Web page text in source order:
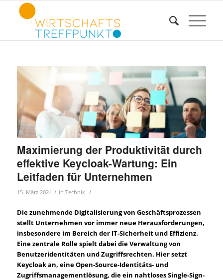
Maximierung der Produktivität durch
effektive Keycloak-Wartung: Ein
Leitfaden für Unternehmen
15. März 2024 / in Technik /
Die zunehmende Digitalisierung von Geschäftsprozessen
stellt Unternehmen vor immer neue Herausforderungen,
insbesondere im Bereich der IT-Sicherheit und Effizienz.
Eine zentrale Rolle spielt dabei die Verwaltung von
Benutzeridentitäten und Zugriffsrechten. Hier setzt
Keycloak an, eine Open-Source-Identitäts- und
Zugriffsmanagementlösung, die ein nahtloses Single-Sign-